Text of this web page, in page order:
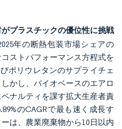
プラスチックの優位性に挑戦
年の断熱包装市場シェアの
ストパフォーマンス方程式を
ポリウレタンのサプライチェ
かし、バイオベースのエアロ
ナルティを課す拡大生産者責
のCAGRで最も速く成長す
は、農業廃棄物から10日以内